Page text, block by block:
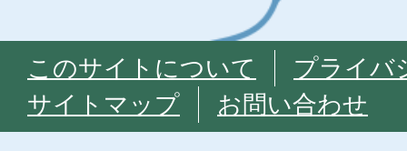
このサイトについて
プライバ
サイトマップ
お問い合わせ